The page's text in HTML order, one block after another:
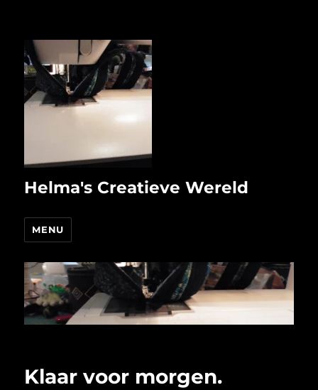
Helma's Creatieve Wereld
MENU
Klaar voor morgen.